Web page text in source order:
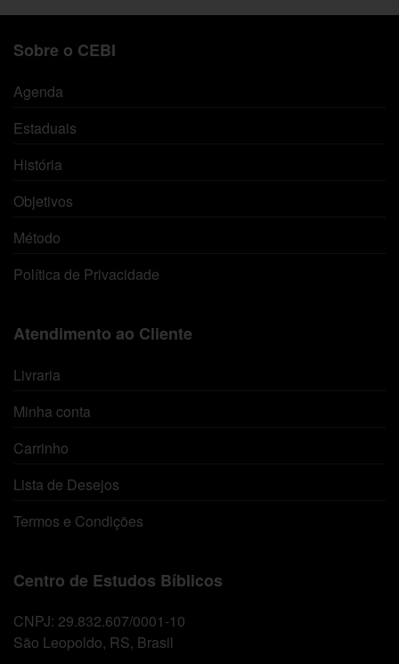
Sobre o CEBI
Agenda
Estaduais
História
Objetivos
Método
Política de Privacidade
Atendimento ao Cliente
Livraria
Minha conta
Carrinho
Lista de Desejos
Termos e Condições
Centro de Estudos Bíblicos
CNPJ: 29.832.607/0001-10
São Leopoldo, RS, Brasil